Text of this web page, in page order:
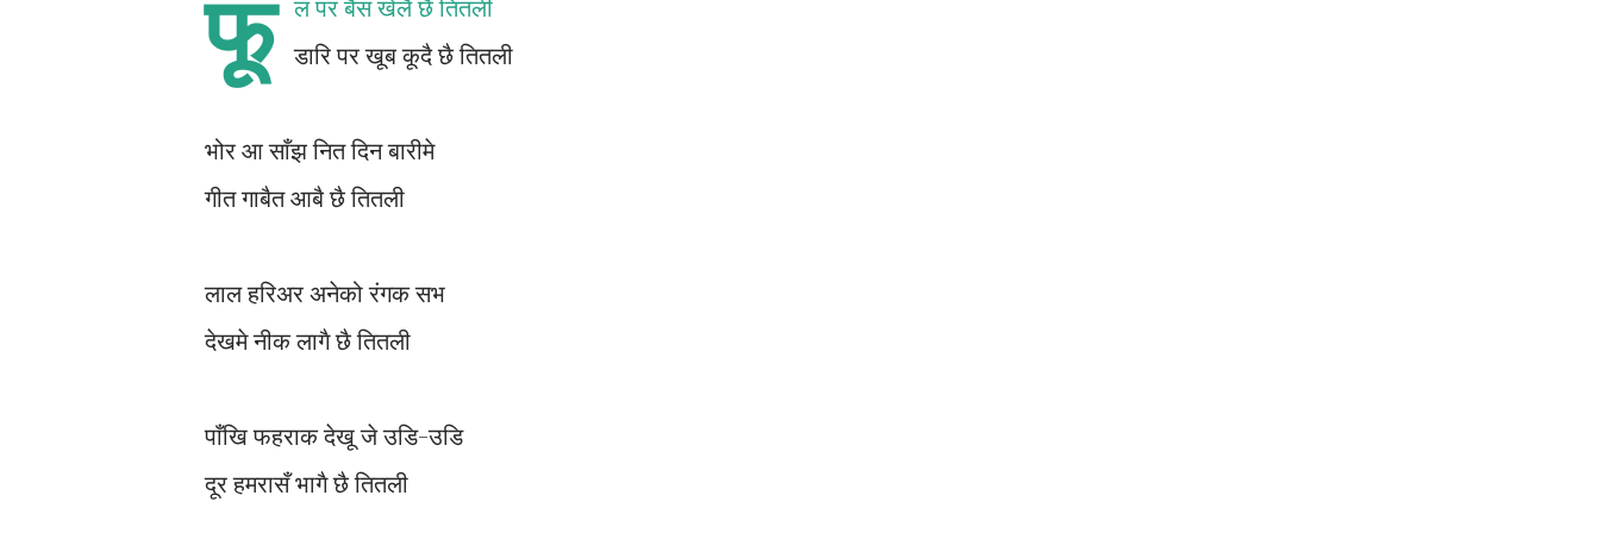
फू
ल पर बैस खेलै छै तितली
डारि पर खूब कूदै छै तितली
भोर आ साँझ नित दिन बारीमे
गीत गाबैत आबै छै तितली
लाल हरिअर अनेको रंगक सभ
देखमे नीक लागै छै तितली
पाँखि फहराक देखू जे उडि-उडि
दूर हमरासँ भागै छै तितली